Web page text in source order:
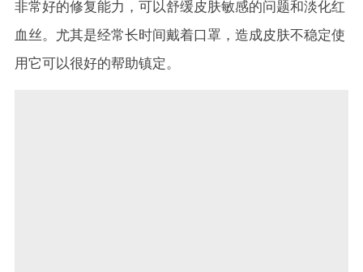
非常好的修复能力，可以舒缓皮肤敏感的问题和淡化红
血丝。尤其是经常长时间戴着口罩，造成皮肤不稳定使
用它可以很好的帮助镇定。